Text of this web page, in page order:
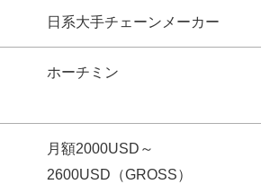
日系大手チェーンメーカー
ホーチミン
月額2000USD～
2600USD（GROSS）